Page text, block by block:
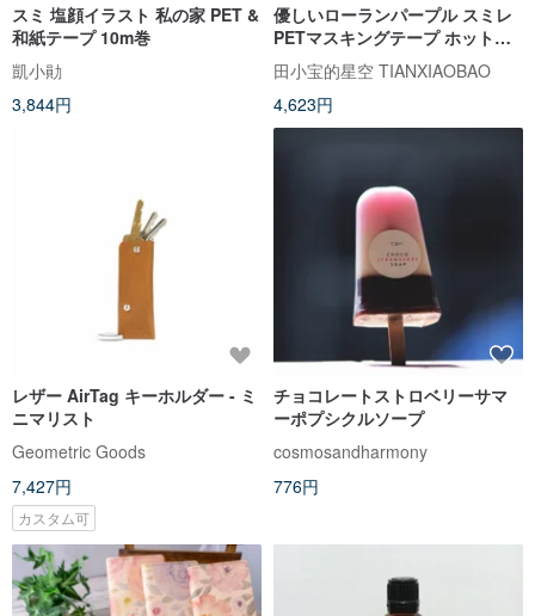
スミ 塩顔イラスト 私の家 PET &
和紙テープ 10m巻
凱小勛
3,844円
優しいローランパープル スミレ
PETマスキングテープ ホットス
タンピング 10m巻 台湾製
田小宝的星空 TIANXIAOBAO
4,623円
レザー AirTag キーホルダー - ミ
ニマリスト
Geometric Goods
7,427円
カスタム可
チョコレートストロベリーサマ
ーポプシクルソープ
cosmosandharmony
776円